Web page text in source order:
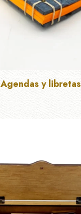
Agendas y libretas